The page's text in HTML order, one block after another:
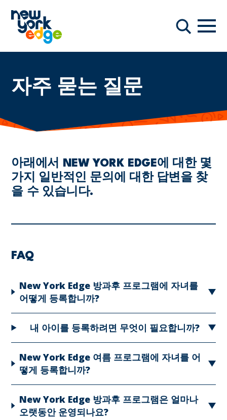
찾다
항해
자주 묻는 질문
아래에서 NEW YORK EDGE에 대한 몇
가지 일반적인 문의에 대한 답변을 찾
을 수 있습니다.
FAQ
New York Edge 방과후 프로그램에 자녀를
어떻게 등록합니까?
내 아이를 등록하려면 무엇이 필요합니까?
New York Edge 여름 프로그램에 자녀를 어
떻게 등록합니까?
New York Edge 방과후 프로그램은 얼마나
오랫동안 운영되나요?